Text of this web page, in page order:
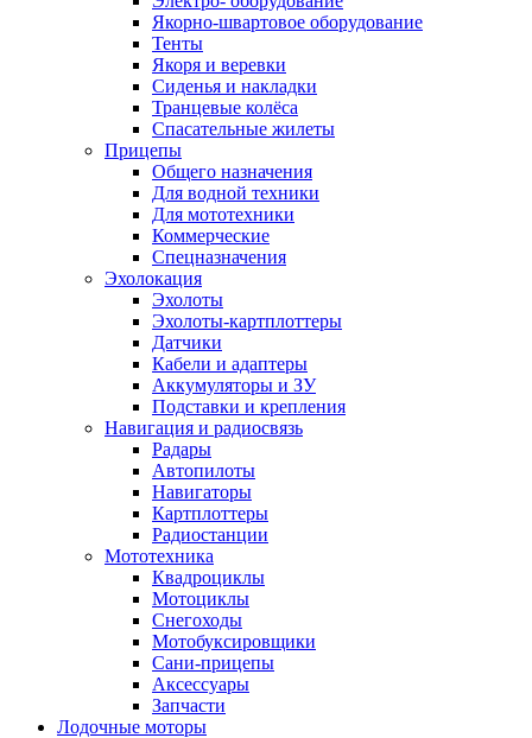
Якорно-швартовое оборудование
Тенты
Якоря и веревки
Сиденья и накладки
Транцевые колёса
Спасательные жилеты
Прицепы
Общего назначения
Для водной техники
Для мототехники
Коммерческие
Спецназначения
Эхолокация
Эхолоты
Эхолоты-картплоттеры
Датчики
Кабели и адаптеры
Аккумуляторы и ЗУ
Подставки и крепления
Навигация и радиосвязь
Радары
Автопилоты
Навигаторы
Картплоттеры
Радиостанции
Мототехника
Квадроциклы
Мотоциклы
Снегоходы
Мотобуксировщики
Сани-прицепы
Аксессуары
Запчасти
Лодочные моторы